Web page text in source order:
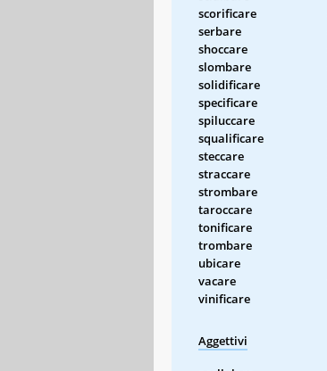
scorificare
serbare
shoccare
slombare
solidificare
specificare
spiluccare
squalificare
steccare
straccare
strombare
taroccare
tonificare
trombare
ubicare
vacare
vinificare
Aggettivi